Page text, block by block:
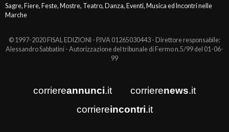
Sagre, Fiere, Feste, Mostre, Teatro, Danza, Eventi, Musica ed Incontri nelle
Marche
© 1997-2020 FISAL EDIZIONI - P.IVA 01265030443 - Direttore responsabile:
Alessandro Sabbatini - Autorizzazione del tribunale di Fermo n.5/99 del 01-06-
99
corriereannunci.it corrierenews.it
corriereincontri.it